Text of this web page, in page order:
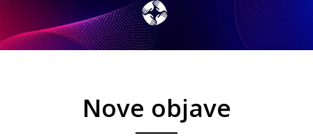
Nove objave